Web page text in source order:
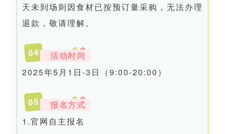
天未到场则因食材已按预订量采购，无法办理
退款，敬请理解。
04
活动时间
2025年5月1日-3日（9:00-20:00）
05
报名方式
1.官网自主报名